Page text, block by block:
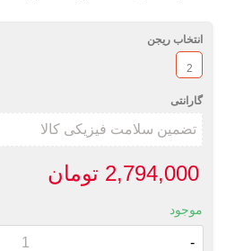
انتخاب ریجن
2
گارانتی
2,794,000 تومان
موجود
-